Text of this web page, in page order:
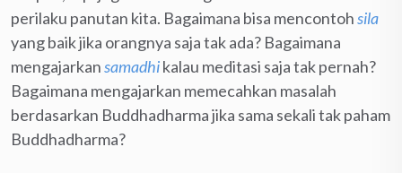
perilaku panutan kita. Bagaimana bisa mencontohsila
yang baik jika orangnya saja tak ada? Bagaimana
mengajarkansamadhikalau meditasi saja tak pernah?
Bagaimana mengajarkan memecahkan masalah
berdasarkan Buddhadharma jika sama sekali tak paham
Buddhadharma?